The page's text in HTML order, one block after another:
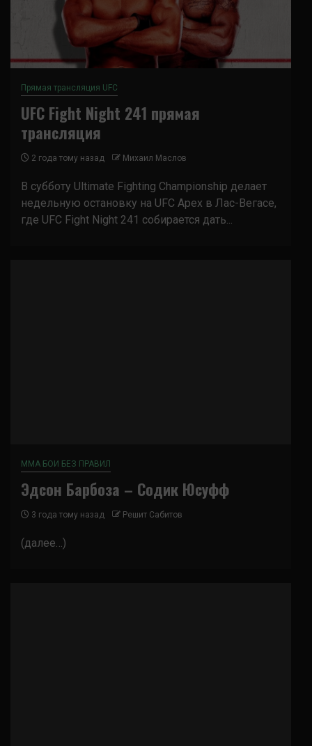
Прямая трансляция UFC
UFC Fight Night 241 прямая
трансляция
2 года тому назад Михаил Маслов
В субботу Ultimate Fighting Championship делает
недельную остановку на UFC Apex в Лас-Вегасе,
где UFC Fight Night 241 собирается дать...
ММА БОИ БЕЗ ПРАВИЛ
Эдсон Барбоза – Содик Юсуфф
3 года тому назад Решит Сабитов
(далее…)